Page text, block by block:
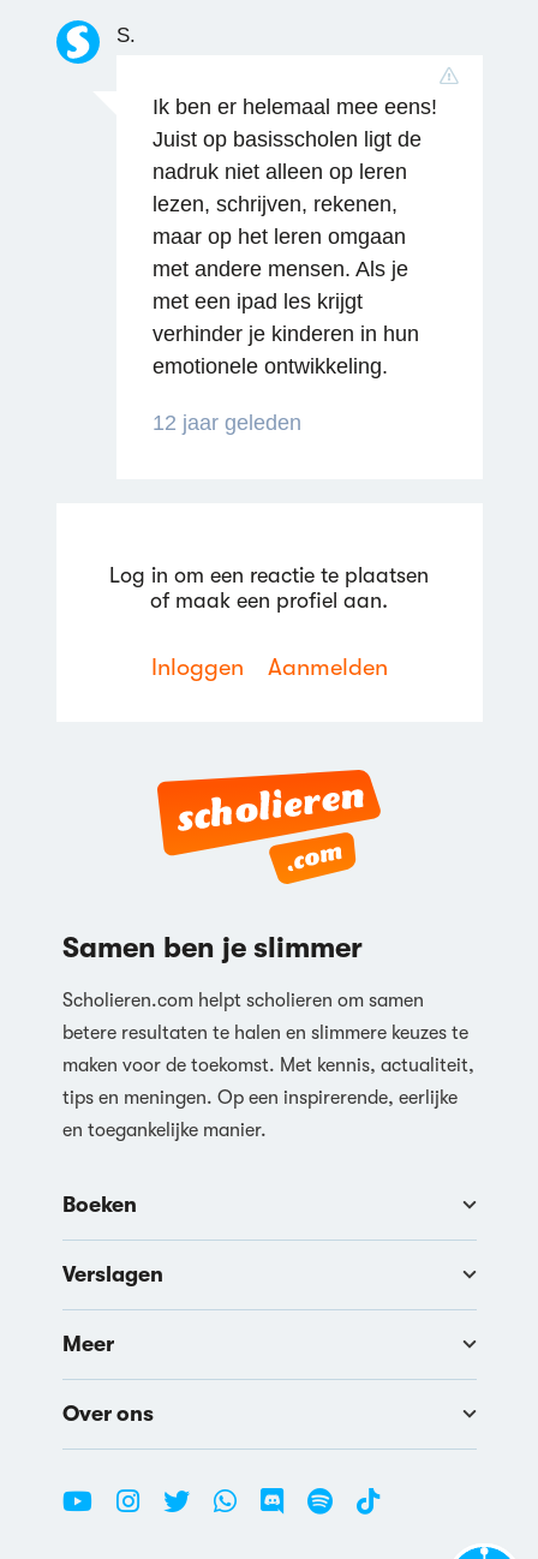
S.
Ik ben er helemaal mee eens!
Juist op basisscholen ligt de
nadruk niet alleen op leren
lezen, schrijven, rekenen,
maar op het leren omgaan
met andere mensen. Als je
met een ipad les krijgt
verhinder je kinderen in hun
emotionele ontwikkeling.
12 jaar geleden
Reageren
Log in om een reactie te plaatsen
of maak een profiel aan.
Inloggen Aanmelden
Samen ben je slimmer
Scholieren.com helpt scholieren om samen
betere resultaten te halen en slimmere keuzes te
maken voor de toekomst. Met kennis, actualiteit,
tips en meningen. Op een inspirerende, eerlijke
en toegankelijke manier.
Boeken
Verslagen
Meer
Over ons